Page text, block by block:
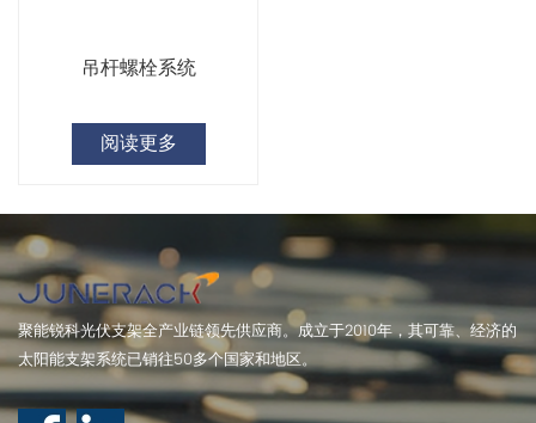
吊杆螺栓系统
阅读更多
聚能锐科光伏支架全产业链领先供应商。成立于2010年，其可靠、经济的
太阳能支架系统已销往50多个国家和地区。